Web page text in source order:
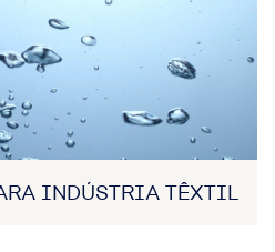
INDÚSTRIA TÊXTIL